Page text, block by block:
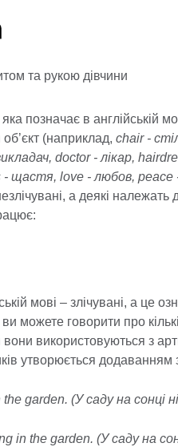
яка позначає в англійській
(наприклад, chair -
doctor - лікар,
- щастя, love - любов, peace
а деякі належать
мові – злічувані, а це
говорити про
використовуються з
утворюється додаванням
garden. (У саду на сонці
in the garden. (У саду на